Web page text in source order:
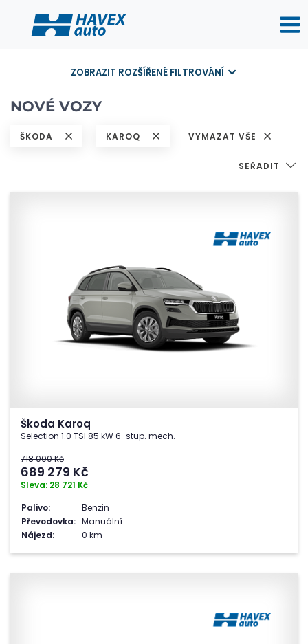
ZOBRAZIT ROZŠÍŘENÉ FILTROVÁNÍ
NOVÉ VOZY
ŠKODA KAROQ VYMAZAT VŠE
SEŘADIT
Škoda Karoq
Selection 1.0 TSI 85 kW 6-stup. mech.
718 000 Kč
689 279 Kč
Sleva: 28 721 Kč
Palivo:
Benzin
Převodovka: Manuální
Nájezd:
0 km